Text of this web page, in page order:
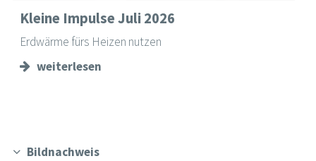
Kleine Impulse Juli 2026
Erdwärme fürs Heizen nutzen
weiterlesen
Bildnachweis